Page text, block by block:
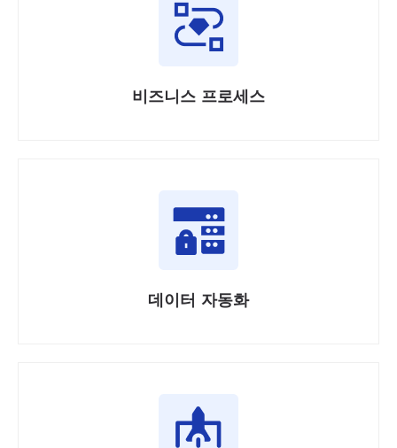
비즈니스 프로세스
데이터 자동화